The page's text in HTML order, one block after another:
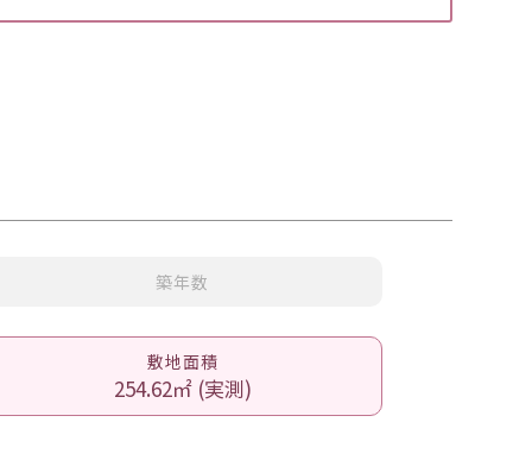
築年数
敷地面積
254.62㎡ (実測)